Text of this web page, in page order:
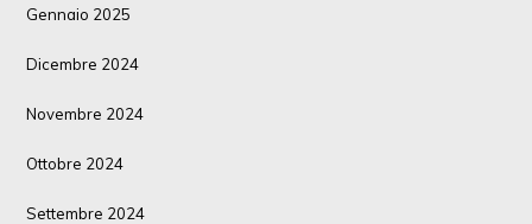
Gennaio 2025
Dicembre 2024
Novembre 2024
Ottobre 2024
Settembre 2024